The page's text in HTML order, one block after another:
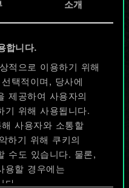
소개
합니다.
적으로 이용하기 위해
택적이며, 당사에
제공하여 사용자의
기 위해 사용됩니다.
사용자와 소통할
하기 위해 쿠키의
수도 있습니다. 물론,
용할 경우에는
다.
진한
지고
다!
드 작성하기